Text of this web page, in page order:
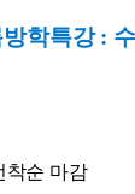
학특강 :
착순 마감